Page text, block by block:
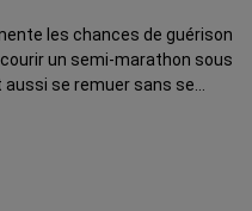
les chances de guérison
un semi-marathon sous
aussi se remuer sans se